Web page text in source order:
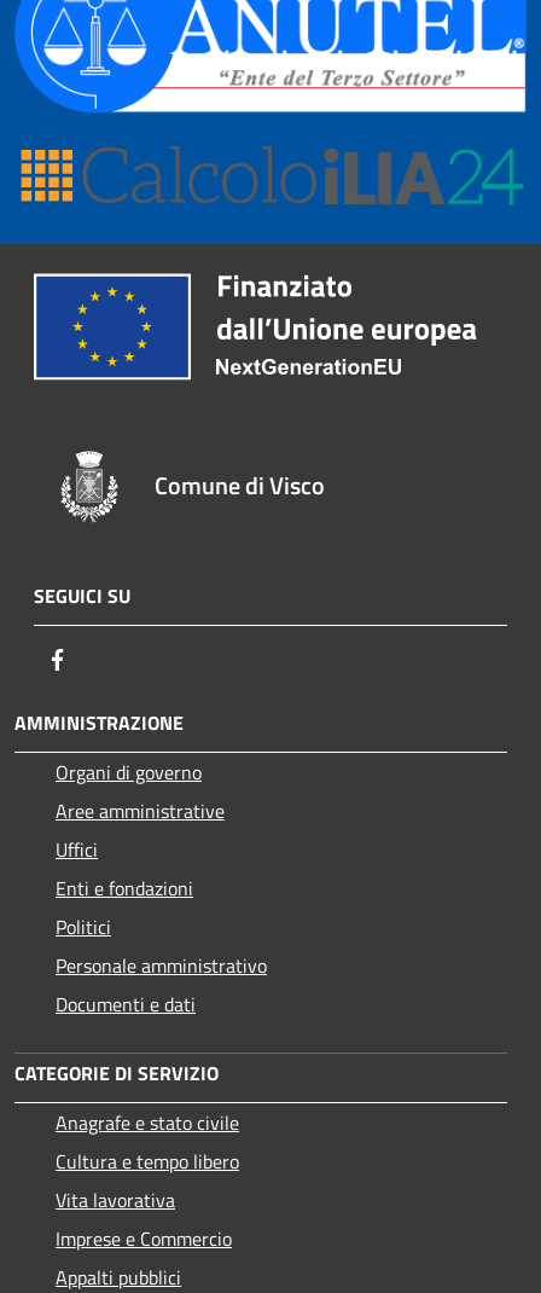
Comune di Visco
SEGUICI SU
AMMINISTRAZIONE
Organi di governo
Aree amministrative
Uffici
Enti e fondazioni
Politici
Personale amministrativo
Documenti e dati
CATEGORIE DI SERVIZIO
Anagrafe e stato civile
Cultura e tempo libero
Vita lavorativa
Imprese e Commercio
Appalti pubblici